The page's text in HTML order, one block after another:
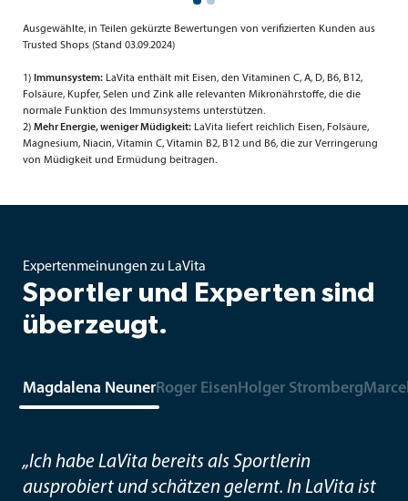
Ausgewählte, in Teilen gekürzte Bewertungen von verifizierten Kunden aus
Trusted Shops (Stand 03.09.2024)
1) Immunsystem: LaVita enthält mit Eisen, den Vitaminen C, A, D, B6, B12,
Folsäure, Kupfer, Selen und Zink alle relevanten Mikronährstoffe, die die
normale Funktion des Immunsystems unterstützen.
2) Mehr Energie, weniger Müdigkeit: LaVita liefert reichlich Eisen, Folsäure,
Magnesium, Niacin, Vitamin C, Vitamin B2, B12 und B6, die zur Verringerung
von Müdigkeit und Ermüdung beitragen.
Expertenmeinungen zu LaVita
Sportler und Experten sind
überzeugt.
Magdalena NeunerRoger EisenHolger Stromberg
„Ich habe LaVita bereits als Sportlerin
ausprobiert und schätzen gelernt. In LaVita ist